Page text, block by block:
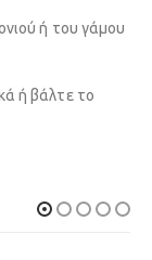
ή του γάμου
ή βάλτε το